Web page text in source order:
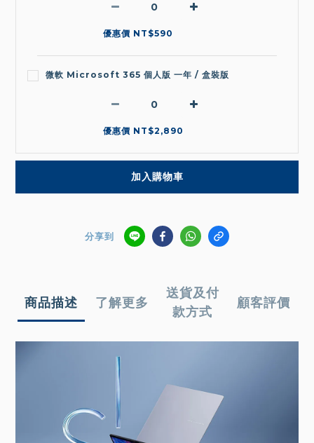
優惠價 NT$590
微軟 Microsoft 365 個人版 一年 / 盒裝版
優惠價 NT$2,890
加入購物車
分享到
商品描述 了解更多
送貨及付
款方式
顧客評價